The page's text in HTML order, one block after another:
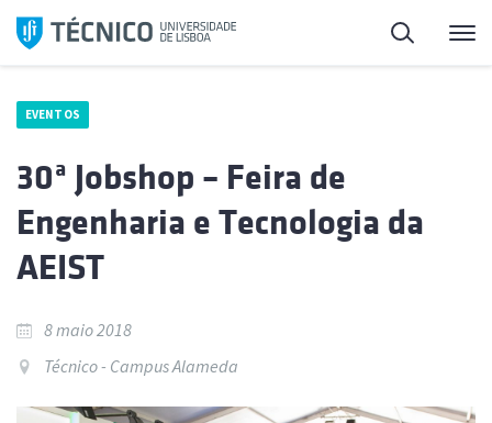
Saltar
para
Pesquisa
EVENTOS
30ª Jobshop – Feira de
Engenharia e Tecnologia da
AEIST
8 maio 2018
Técnico - Campus Alameda